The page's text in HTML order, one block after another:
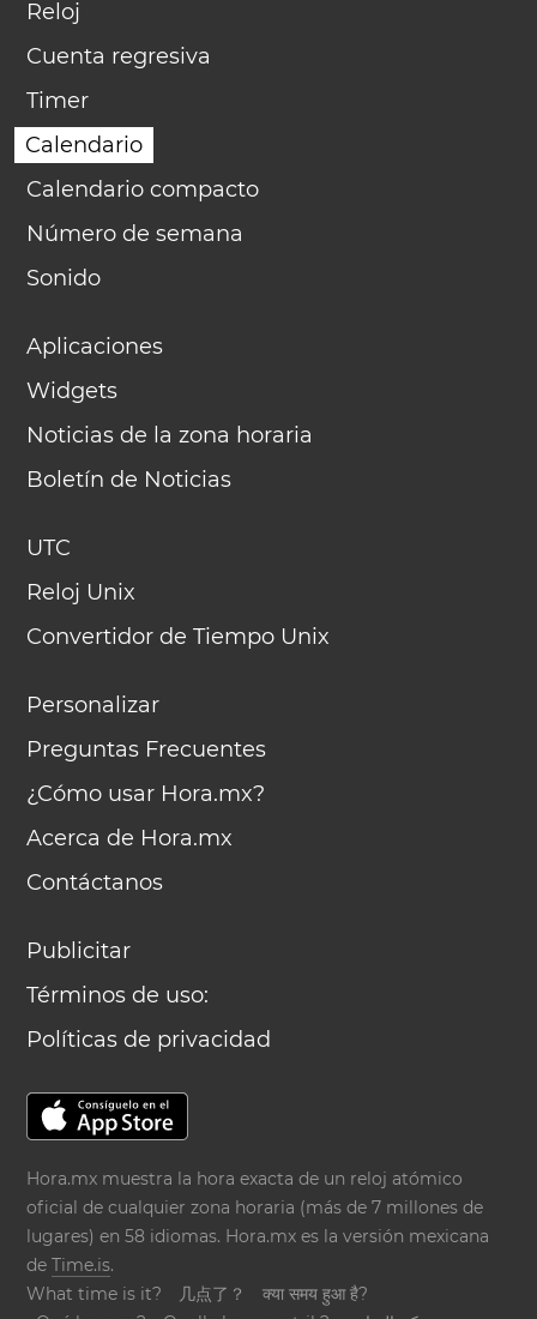
Reloj
Cuenta regresiva
Timer
Calendario
Calendario compacto
Número de semana
Sonido
Aplicaciones
Widgets
Noticias de la zona horaria
Boletín de Noticias
UTC
Reloj Unix
Convertidor de Tiempo Unix
Personalizar
Preguntas Frecuentes
¿Cómo usar Hora.mx?
Acerca de Hora.mx
Contáctanos
Publicitar
Términos de uso:
Políticas de privacidad
Hora.mx muestra la hora exacta de un reloj atómico
oficial de cualquier zona horaria (más de 7 millones de
lugares) en 58 idiomas. Hora.mx es la versión mexicana
deTime.is.
What time is it?
几点了？
क्या समय हुआ है?